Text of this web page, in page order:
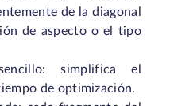
de la diagonal
de aspecto o el tipo
simplifica el
de optimización.